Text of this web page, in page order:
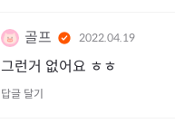
골프 2022.04.19
그런거 없어요 ㅎㅎ
답글 달기